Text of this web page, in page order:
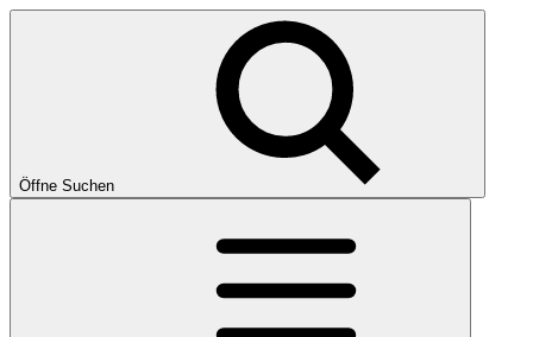
Öffne Suchen